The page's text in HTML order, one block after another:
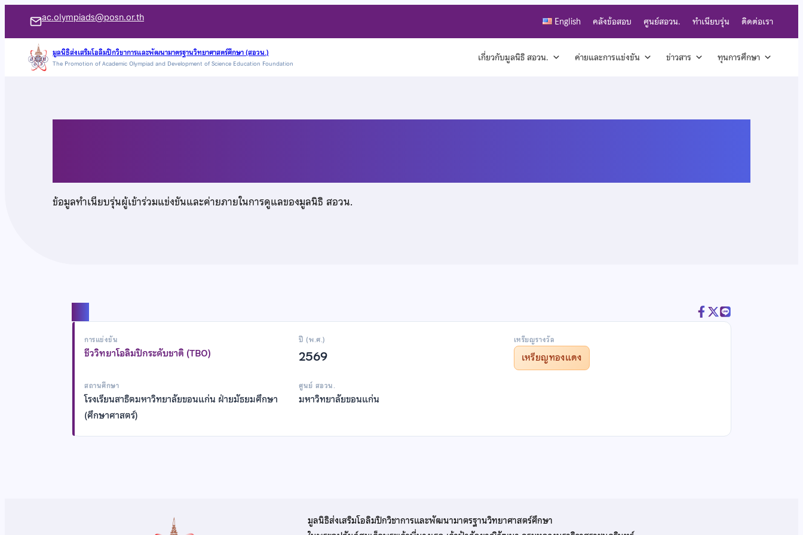
เนื้อหา
ac.olympiads@posn.or.th English คลังข้อสอบ ศูนย์สอวน. ทำเนียบรุ่น ติดต่อเรา
มูลนิธิส่งเสริมโอลิมปิกวิชาการและพัฒนามาตรฐานวิทยาศาสตร์ศึกษา (สอวน.)
The Promotion of Academic Olympiad and Development of Science Education Foundation เกี่ยวกับมูลนิธิ สอวน. ค่ายและการแข่งขัน ข่าวสาร ทุนการศึกษา
ข้อมูลทำเนียบรุ่นผู้เข้าร่วมแข่งขันและค่ายภายในการดูแลของมูลนิธิ สอวน.
การแข่งขัน
ชีววิทยาโอลิมปิกระดับชาติ (TBO)
ปี (พ.ศ.)
2569
เหรียญรางวัล
เหรียญทองแดง
สถานศึกษา
โรงเรียนสาธิตมหาวิทยาลัยขอนแก่น ฝ่ายมัธยมศึกษา
(ศึกษาศาสตร์)
ศูนย์ สอวน.
มหาวิทยาลัยขอนแก่น
มูลนิธิส่งเสริมโอลิมปิกวิชาการและพัฒนามาตรฐานวิทยาศาสตร์ศึกษา